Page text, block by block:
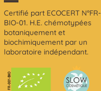
Certifié part ECOCERT N°FR-
BIO-01. H.E. chémotypées
botaniquement et
biochimiquement par un
laboratoire indépendant.